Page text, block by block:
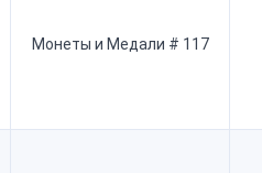
Монеты и Медали # 117